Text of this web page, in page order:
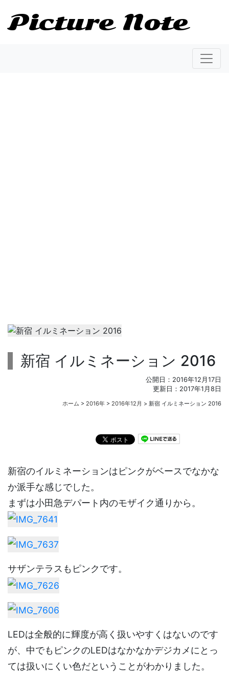
Picture Note
新宿 イルミネーション 2016
公開日： 2016年12月17日
更新日： 2017年1月8日
ホーム > 2016年 > 2016年12月 > 新宿 イルミネーション 2016
新宿のイルミネーションはピンクがベースでなかな
か派手な感じでした。
まずは小田急デパート内のモザイク通りから。
サザンテラスもピンクです。
LEDは全般的に輝度が高く扱いやすくはないのです
が、中でもピンクのLEDはなかなかデジカメにとっ
ては扱いにくい色だということがわかりました。